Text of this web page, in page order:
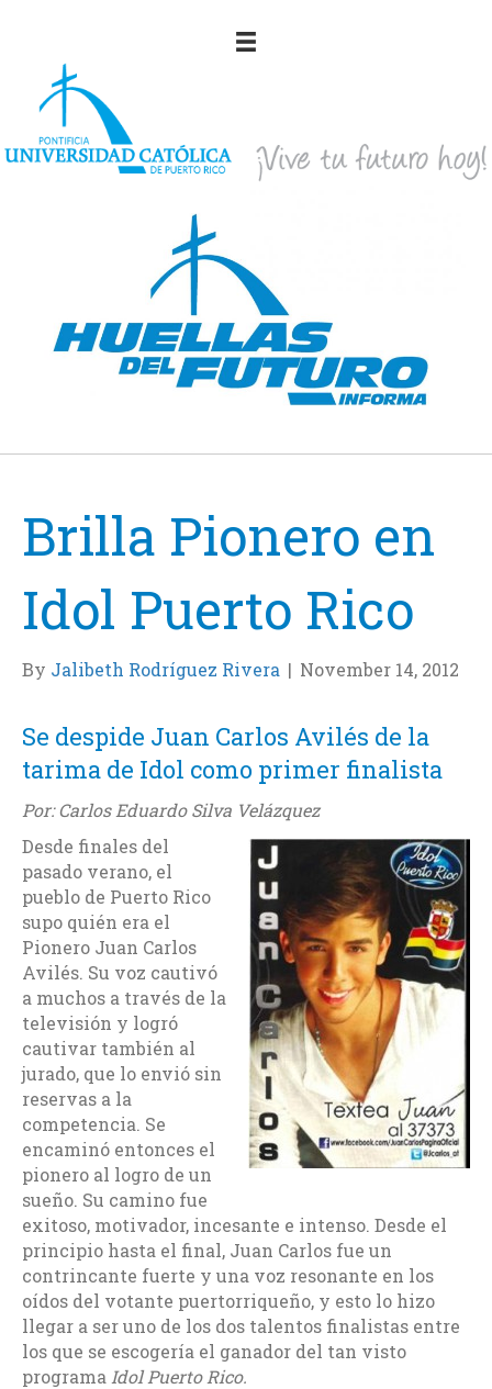
Brilla Pionero en
Idol Puerto Rico
By Jalibeth Rodríguez Rivera | November 14, 2012
Se despide Juan Carlos Avilés de la
tarima de Idol como primer finalista
Por: Carlos Eduardo Silva Velázquez
Desde finales del
pasado verano, el
pueblo de Puerto Rico
supo quién era el
Pionero Juan Carlos
Avilés. Su voz cautivó
a muchos a través de la
televisión y logró
cautivar también al
jurado, que lo envió sin
reservas a la
competencia. Se
encaminó entonces el
pionero al logro de un
sueño. Su camino fue
exitoso, motivador, incesante e intenso. Desde el
principio hasta el final, Juan Carlos fue un
contrincante fuerte y una voz resonante en los
oídos del votante puertorriqueño, y esto lo hizo
llegar a ser uno de los dos talentos finalistas entre
los que se escogería el ganador del tan visto
programa Idol Puerto Rico.